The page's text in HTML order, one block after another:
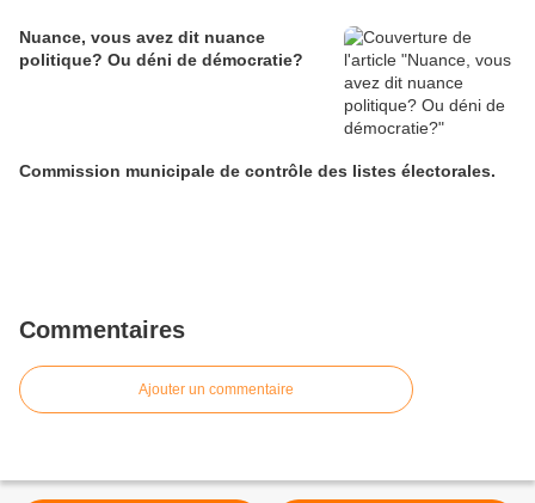
Nuance, vous avez dit nuance
politique? Ou déni de démocratie?
Commission municipale de contrôle des listes électorales.
Commentaires
Ajouter un commentaire